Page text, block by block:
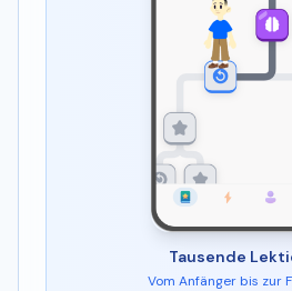
Tausende
Vom Anfänger bis zur